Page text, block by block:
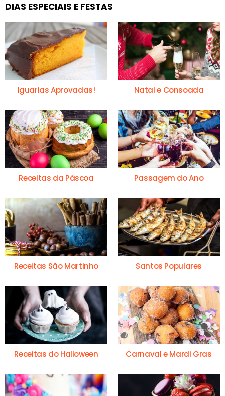
DIAS ESPECIAIS E FESTAS
Iguarias Aprovadas! Natal e Consoada
Receitas da Páscoa Passagem do Ano
Receitas São Martinho Santos Populares
Receitas do Halloween Carnaval e Mardi Gras